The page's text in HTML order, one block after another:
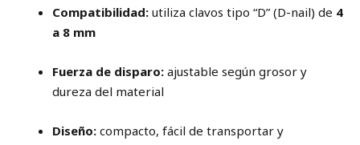
Compatibilidad: utiliza clavos tipo “D” (D-nail) de 4
a 8 mm
Fuerza de disparo: ajustable según grosor y
dureza del material
Diseño: compacto, fácil de transportar y